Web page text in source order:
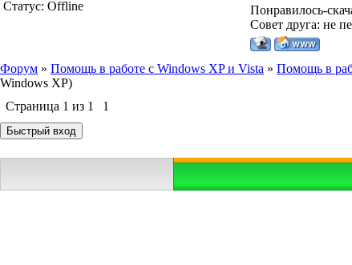
Статус: Offline
Понравилось-
Совет друга: не
Форум » Помощь в работе с Windows XP и Vista » Помощь в
Windows XP)
Страница 1 из 1
1